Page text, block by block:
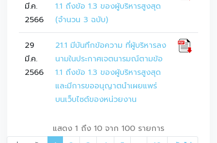
มี.ค.
2566
1.1 ถึงข้อ 1.3 ของผู้บริหารสูงสุด
(จำนวน 3 ฉบับ)
29
มี.ค.
2566
21.1 มีบันทึกข้อความ ที่ผู้บริหารลง
นามในประกาศเจตนารมณ์ตามข้อ
1.1 ถึงข้อ 1.3 ของผู้บริหารสูงสุด
และมีการขออนุญาตนำเผยแพร่
บนเว็บไซต์ของหน่วยงาน
แสดง 1 ถึง 10 จาก 100 รายการ